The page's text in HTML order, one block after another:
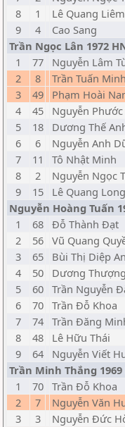
8
1 Lê Quang Liêm
9
4 Cao Sang
Trần Ngọc Lân 1972
1
77 Nguyễn Lâm
2
8 Trần Tuấn Minh
3
49 Phạm Hoài
4
45 Nguyễn Phước
5
18 Dương Thế
6
6 Nguyễn Anh
7
11 Tô Nhật Minh
8
2 Nguyễn Ngọc
9
15 Lê Quang Long
Nguyễn Hoàng Tuấn
1
68 Đỗ Thành Đạt
2
56 Vũ Quang
3
65 Bùi Thị Diệp
4
50 Dương
5
60 Trần Nguyễn
6
70 Trần Đỗ Khoa
7
74 Trần Đăng
8
48 Lê Hữu Thái
9
64 Nguyễn Viết
Trần Minh Thắng
1
70 Trần Đỗ Khoa
2
7 Nguyễn Văn
3
3 Nguyễn Đức